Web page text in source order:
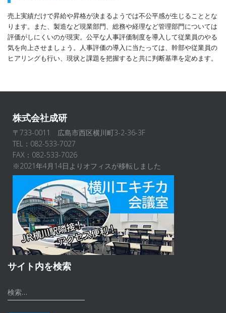
売上実績だけで昇給や昇格が決まるようでは不公平感が生じることとな
ります。また、製造など現業部門、総務や経理など管理部門については
評価がしにくいのが現実。公平な人事評価制度を導入して従業員のやる
気を向上させましょう。人事評価の導入に当たっては、幹部や従業員の
ヒアリングも行い、現状と課題を把握すると共に判断基準を定めます。
株式会社成研
〒733-0011 広島市西区横川町3-2-36-3F
TEL：082-533-7027
FAX：082-533-7026
※2021年4月14日よりオフィスが移転しました
サイト内を検索
検
索
検索…